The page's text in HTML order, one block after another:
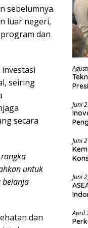
sebelumnya.
luar negeri,
dan
seiring
secara
untuk
belanja
dan
Juni
Juni
Juni
April